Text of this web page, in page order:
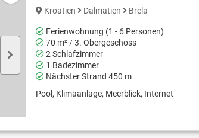
Kroatien
Dalmatien Brela
Ferienwohnung (1 - 6 Personen)
70 m² / 3. Obergeschoss
2 Schlafzimmer
1 Badezimmer
Nächster Strand 450 m
Pool, Klimaanlage, Meerblick, Internet